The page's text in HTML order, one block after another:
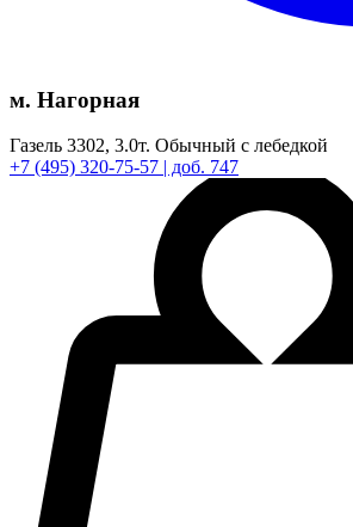
м. Нагорная
Газель 3302, 3.0т. Обычный с лебедкой
+7 (495) 320-75-57 | доб. 747